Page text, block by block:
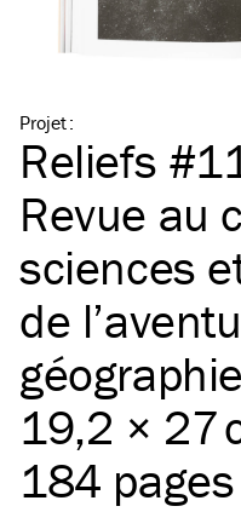
Projet:
Reliefs
Revue au
sciences
de
19,2 × 27
184 pages